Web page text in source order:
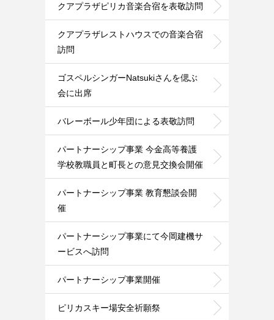
クアプラザピリカ音楽合宿を表敬訪問
クアプラザレストハウスでの音楽合宿
訪問
ゴスペルシンガーNatsukiさんを偲ぶ
会に出席
バレーボール少年団による表敬訪問
パートナーシップ事業 今金高等養護
学校教職員と町長との意見交換会開催
パートナーシップ事業 教育懇談会開
催
パートナーシップ事業にて今岡建機サ
ービスへ訪問
パートナーシップ事業開催
ピリカスキー場安全祈願祭